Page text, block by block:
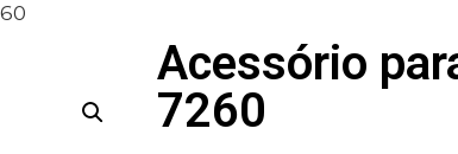
Acessório
7260